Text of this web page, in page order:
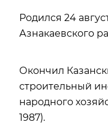
Родился 24
Азнакаевского
Окончил
строительный
народного
1987).